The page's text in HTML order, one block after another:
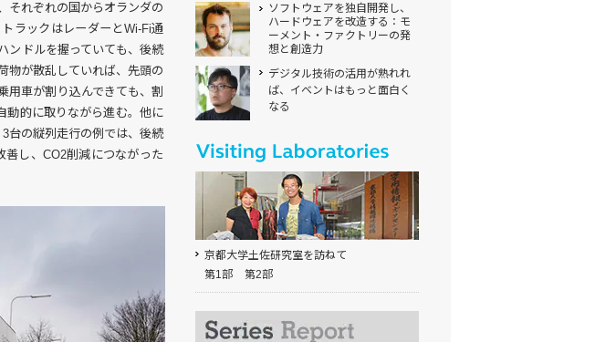
それぞれの国からオランダの
ラックはレーダーとWi-Fi通
ンドルを握っていても、後続
物が散乱していれば、先頭の
車が割り込んできても、割
動的に取りながら進む。他に
台の縦列走行の例では、後続
し、CO2削減につながった
ソフトウェアを独自開発し、
ハードウェアを改造する：モ
ーメント・ファクトリーの発
想と創造力
デジタル技術の活用が熟れれ
ば、イベントはもっと面白く
なる
京都大学土佐研究室を訪ねて
第1部
第2部